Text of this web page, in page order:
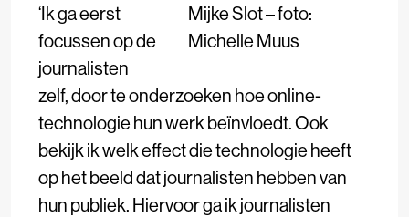
Mijke Slot – foto:
Michelle Muus
‘Ik ga eerst
focussen op de
journalisten
zelf, door te onderzoeken hoe online-
technologie hun werk beïnvloedt. Ook
bekijk ik welk effect die technologie heeft
op het beeld dat journalisten hebben van
hun publiek. Hiervoor ga ik journalisten